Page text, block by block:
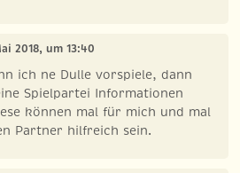
2018, um 13:40
ich ne Dulle vorspiele, dann
Spielpartei Informationen
können mal für mich und mal
Partner hilfreich sein.